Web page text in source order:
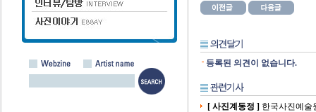
등록된 의견이 없습니다.
[ 사진계동정 ] 한국사진예술